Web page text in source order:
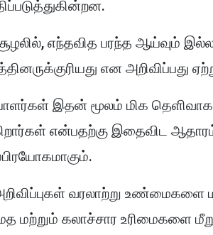
எந்தவித பரந்த ஆய்வும்
என அறிவிப்பது
இதன் மூலம் மிக
என்பதற்கு இதைவிட
வரலாற்று உண்மைகளை
மற்றும் கலாச்சார உரிமைகளை